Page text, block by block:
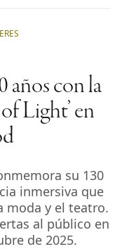
años con la
Light’ en
su 130
inmersiva que
moda y el teatro.
al público en
de 2025.